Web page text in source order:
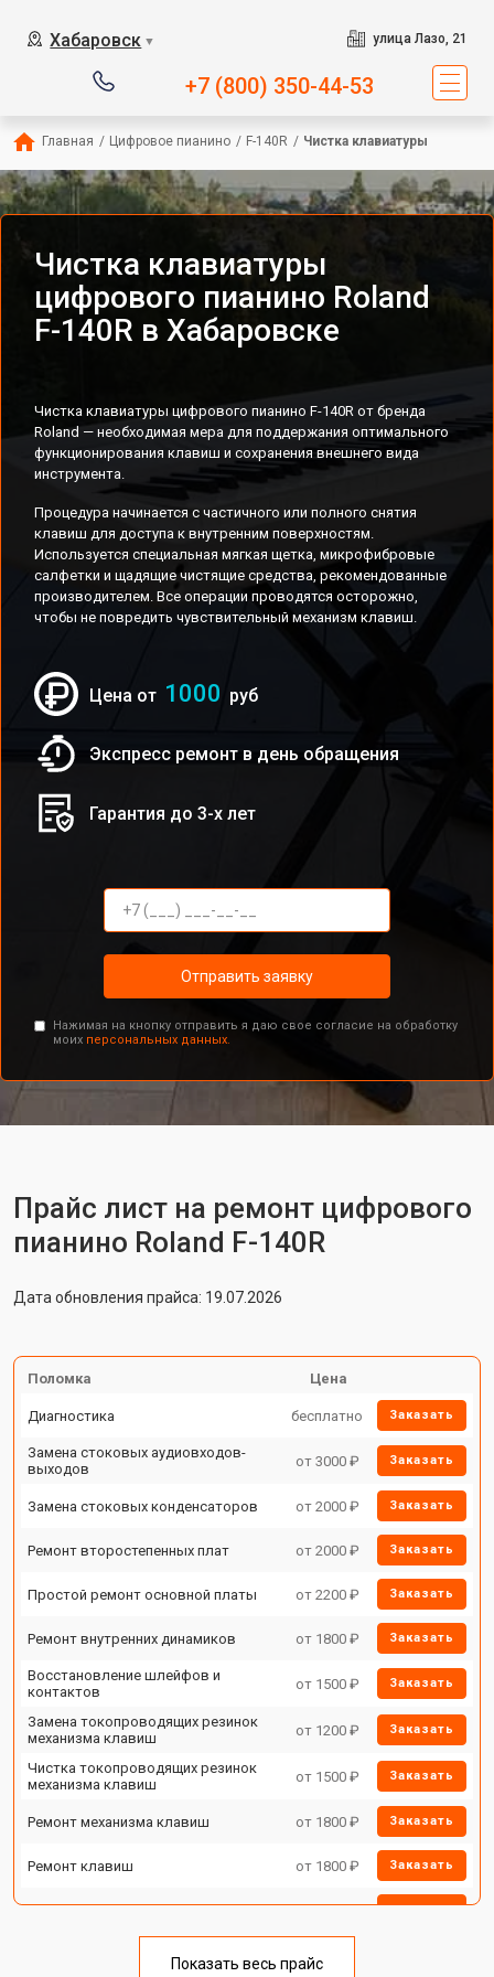
Хабаровск ▼ улица Лазо, 21
+7 (800) 350-44-53
Главная / Цифровое пианино / F-140R / Чистка клавиатуры
Чистка клавиатуры
цифрового пианино Roland
F-140R в Хабаровске
Чистка клавиатуры цифрового пианино F-140R от бренда
Roland — необходимая мера для поддержания оптимального
функционирования клавиш и сохранения внешнего вида
инструмента.
Процедура начинается с частичного или полного снятия
клавиш для доступа к внутренним поверхностям.
Используется специальная мягкая щетка, микрофибровые
салфетки и щадящие чистящие средства, рекомендованные
производителем. Все операции проводятся осторожно,
чтобы не повредить чувствительный механизм клавиш.
Цена от 1000 руб
Экспресс ремонт в день обращения
Гарантия до 3-х лет
Отправить заявку
Нажимая на кнопку отправить я даю свое согласие на обработку
моих персональных данных.
Прайс лист на ремонт цифрового
пианино Roland F-140R
Дата обновления прайса: 19.07.2026
Поломка Цена
Диагностика бесплатно Заказать
Замена стоковых аудиовходов-
выходов
от 3000 ₽ Заказать
Замена стоковых конденсаторов от 2000 ₽ Заказать
Ремонт второстепенных плат от 2000 ₽ Заказать
Простой ремонт основной платы от 2200 ₽ Заказать
Ремонт внутренних динамиков от 1800 ₽ Заказать
Восстановление шлейфов и
контактов
от 1500 ₽ Заказать
Замена токопроводящих резинок
механизма клавиш
от 1200 ₽ Заказать
Чистка токопроводящих резинок
механизма клавиш
от 1500 ₽ Заказать
Ремонт механизма клавиш от 1800 ₽ Заказать
Ремонт клавиш от 1800 ₽ Заказать
Замена клавиш и уплотнителей от 1200 ₽ Заказать
от 1500 ₽
Показать весь прайс